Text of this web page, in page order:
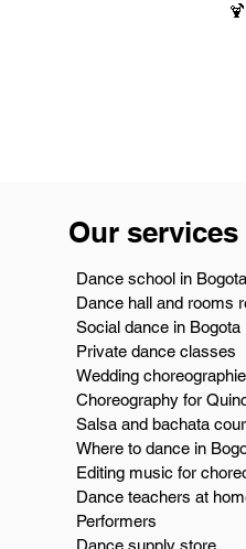
Our services
Dance school in Bogota
Dance hall and rooms
Social dance in Bogota
Private dance classes
Wedding
Choreography for
Salsa and bachata
Where to dance in
Editing music for
Dance teachers at
Performers